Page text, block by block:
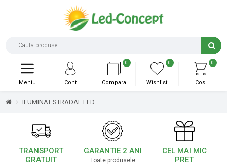
0
Cos
0
Wishlist
0
Compara
Cont
Meniu
ILUMINAT STRADAL LED
TRANSPORT
GRATUIT
GARANTIE 2 ANI
Toate produsele
CEL MAI MIC
PRET